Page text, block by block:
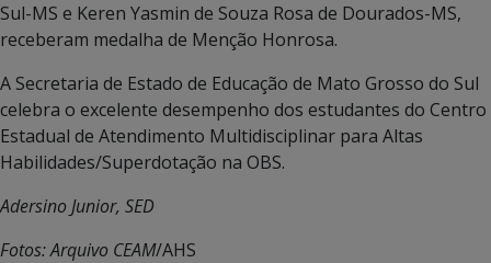
Sul-MS e Keren Yasmin de Souza Rosa de Dourados-MS,
receberam medalha de Menção Honrosa.
A Secretaria de Estado de Educação de Mato Grosso do Sul
celebra o excelente desempenho dos estudantes do Centro
Estadual de Atendimento Multidisciplinar para Altas
Habilidades/Superdotação na OBS.
Adersino Junior, SED
Fotos: Arquivo CEAM/AHS